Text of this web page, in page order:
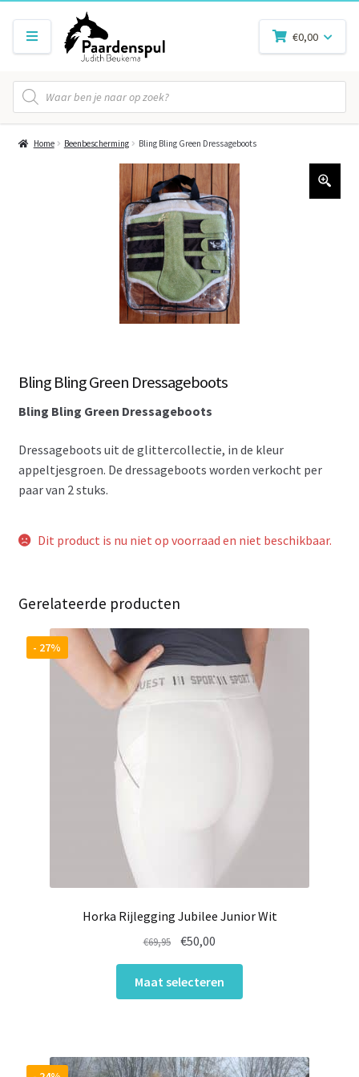
Producten
zoeken
€0,00
Home Beenbescherming Bling Bling Green Dressageboots
Bling Bling Green Dressageboots
Bling Bling Green Dressageboots
Dressageboots uit de glittercollectie, in de kleur
appeltjesgroen. De dressageboots worden verkocht per
paar van 2 stuks.
Dit product is nu niet op voorraad en niet beschikbaar.
Gerelateerde producten
Horka Rijlegging Jubilee Junior Wit
- 27%
€69,95
Oorspronkelijke
was:
€69,95.
€50,00
is:
€50,00.
Maat selecteren
Deze